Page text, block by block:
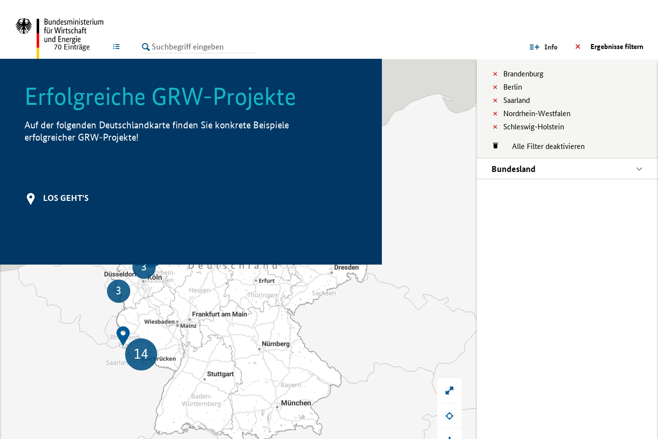
LISTE Ergebnisse filtern
Info
Brandenburg
Berlin
Saarland
Nordrhein-Westfalen
Schleswig-Holstein
Alle Filter deaktivieren
Bundesland
70 Einträge
Erfolgreiche GRW-Projekte
Auf der folgenden Deutschlandkarte finden Sie konkrete Beispiele
erfolgreicher GRW-Projekte!
LOS GEHT'S